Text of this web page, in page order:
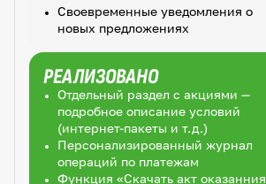
Своевременные уведомления о
новых предложениях
РЕАЛИЗОВАНО
Отдельный раздел с акциями —
подробное описание условий
(интернет-пакеты и т.д.)
Персонализированный журнал
операций по платежам
Функция «Скачать акт оказанния